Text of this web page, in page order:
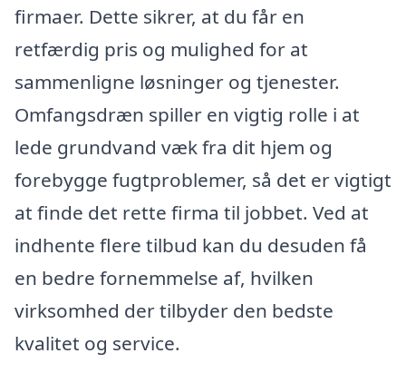
firmaer. Dette sikrer, at du får en
retfærdig pris og mulighed for at
sammenligne løsninger og tjenester.
Omfangsdræn spiller en vigtig rolle i at
lede grundvand væk fra dit hjem og
forebygge fugtproblemer, så det er vigtigt
at finde det rette firma til jobbet. Ved at
indhente flere tilbud kan du desuden få
en bedre fornemmelse af, hvilken
virksomhed der tilbyder den bedste
kvalitet og service.